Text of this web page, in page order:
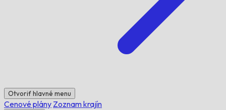
Otvoriť hlavné menu
Cenové plány Zoznam krajín